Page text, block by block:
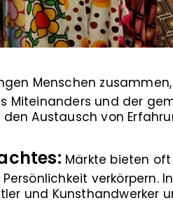
Menschen
Miteinanders und der
Austausch von
Märkte bieten
verkörpern.
und Kunsthandwerker